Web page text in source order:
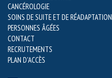
CANCÉROLOGIE
SOINS DE SUITE ET DE RÉADAPTATION
PERSONNES ÂGÉES
CONTACT
RECRUTEMENTS
PLAN D'ACCÈS